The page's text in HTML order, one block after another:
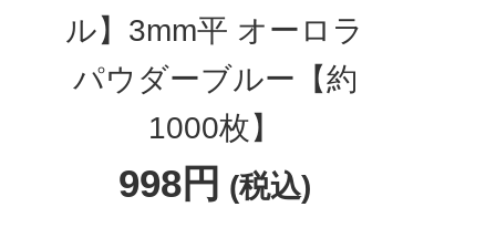
ル】3mm平 オーロラ
パウダーブルー【約
1000枚】
998円 (税込)